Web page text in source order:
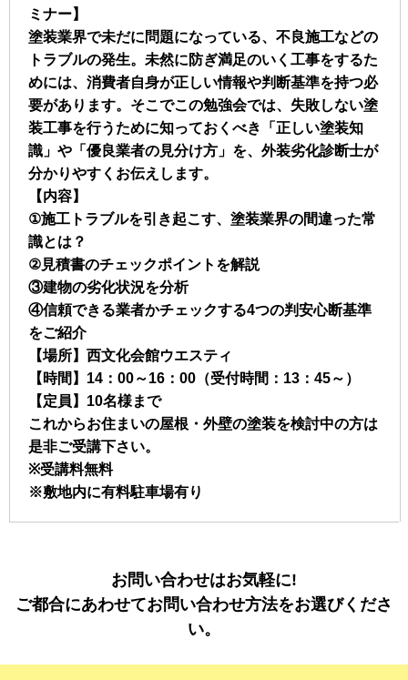
ミナー】
塗装業界で未だに問題になっている、不良施工などの
トラブルの発生。未然に防ぎ満足のいく工事をするた
めには、消費者自身が正しい情報や判断基準を持つ必
要があります。そこでこの勉強会では、失敗しない塗
装工事を行うために知っておくべき「正しい塗装知
識」や「優良業者の見分け方」を、外装劣化診断士が
分かりやすくお伝えします。
【内容】
①施工トラブルを引き起こす、塗装業界の間違った常
識とは？
②見積書のチェックポイントを解説
③建物の劣化状況を分析
④信頼できる業者かチェックする4つの判安心断基準
をご紹介
【場所】西文化会館ウエスティ
【時間】14：00～16：00（受付時間：13：45～）
【定員】10名様まで
これからお住まいの屋根・外壁の塗装を検討中の方は
是非ご受講下さい。
※受講料無料
※敷地内に有料駐車場有り
お問い合わせはお気軽に!
ご都合にあわせてお問い合わせ方法をお選びくださ
い。